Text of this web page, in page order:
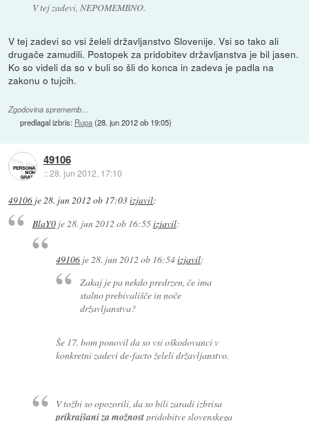
V tej zadevi, NEPOMEMBNO.
V tej zadevi so vsi želeli državljanstvo Slovenije. Vsi so tako ali
drugače zamudili. Postopek za pridobitev državljanstva je bil jasen.
Ko so videli da so v buli so šli do konca in zadeva je padla na
zakonu o tujcih.
Zgodovina sprememb…
predlagal izbris: Rupa(28. jun 2012 ob 19:05)
49106
::28. jun 2012, 17:10
49106 je28. jun 2012 ob 17:03izjavil:
BlaY0je28. jun 2012 ob 16:55izjavil:
49106 je 28. jun 2012 ob 16:54izjavil:
Zakaj je pa nekdo predrzen, če ima
stalno prebivališče in noče
državljanstva?
Še 17. bom ponovil da so vsi oškodovanci v
konkretni zadevi de-facto želeli državljanstvo.
V tožbi so opozorili, da so bili zaradi izbrisa
prikrajšani za možnostpridobitve slovenskega